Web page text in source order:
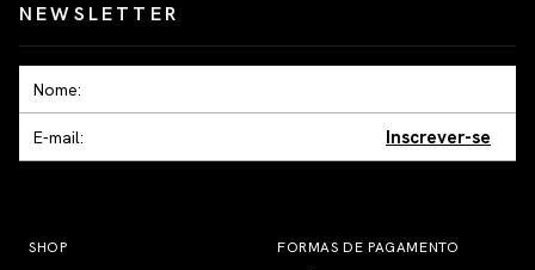
NEWSLETTER
Inscrever-se
SHOP
FORMAS DE PAGAMENTO